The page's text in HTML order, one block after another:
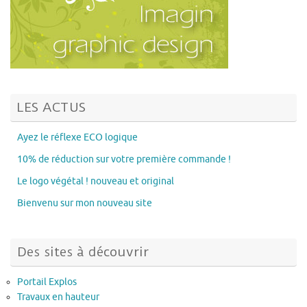
LES ACTUS
Ayez le réflexe ECO logique
10% de réduction sur votre première commande !
Le logo végétal ! nouveau et original
Bienvenu sur mon nouveau site
Des sites à découvrir
Portail Explos
Travaux en hauteur